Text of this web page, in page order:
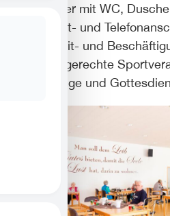
Zimmer mit WC, Dusche
TV-Sat- und
Freizeit- und
altersgerechte
Ausflüge und